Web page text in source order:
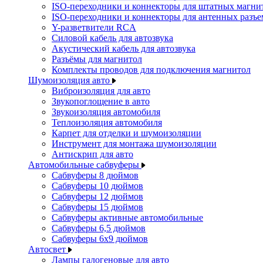
ISO-переходники и коннекторы для штатных
ISO-переходники и коннекторы для антенных
Y-разветвители RCA
Силовой кабель для автозвука
Акустический кабель для автозвука
Разъёмы для магнитол
Комплекты проводов для подключения магнитол
Шумоизоляция авто
Виброизоляция для авто
Звукопоглощение в авто
Звукоизоляция автомобиля
Теплоизоляция автомобиля
Карпет для отделки и шумоизоляции
Инструмент для монтажа шумоизоляции
Антискрип для авто
Автомобильные сабвуферы
Сабвуферы 8 дюймов
Сабвуферы 10 дюймов
Сабвуферы 12 дюймов
Сабвуферы 15 дюймов
Сабвуферы активные автомобильные
Сабвуферы 6,5 дюймов
Сабвуферы 6x9 дюймов
Автосвет
Лампы галогеновые для авто